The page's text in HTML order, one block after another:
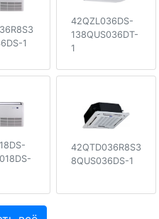
1
42QZL036DS-
138QUS036DT-
1
42QTD036R8S3
8QUS036DS-1